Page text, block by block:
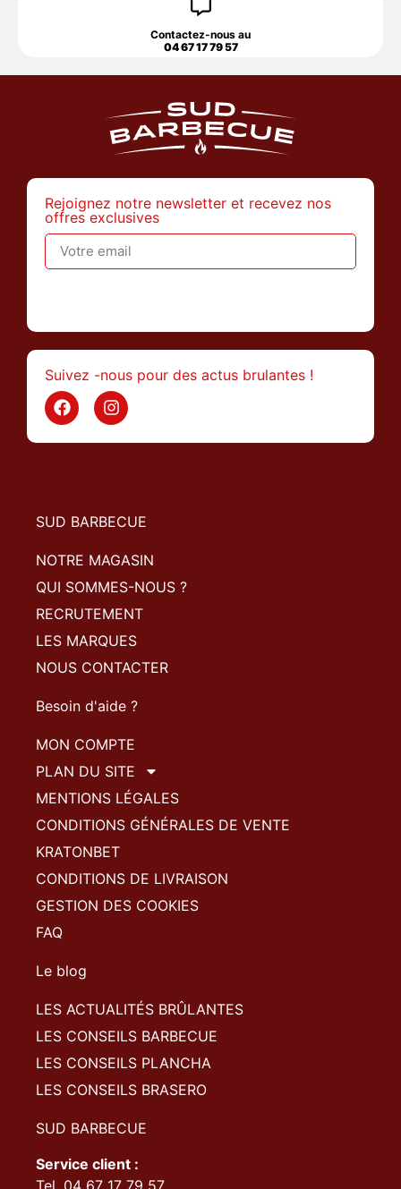
Contactez-nous au
04 67 17 79 57
Rejoignez notre newsletter et recevez nos
offres exclusives
Suivez -nous pour des actus brulantes !
SUD BARBECUE
NOTRE MAGASIN
QUI SOMMES-NOUS ?
RECRUTEMENT
LES MARQUES
NOUS CONTACTER
Besoin d'aide ?
MON COMPTE
PLAN DU SITE
MENTIONS LÉGALES
CONDITIONS GÉNÉRALES DE VENTE
KRATONBET
CONDITIONS DE LIVRAISON
GESTION DES COOKIES
FAQ
Le blog
LES ACTUALITÉS BRÛLANTES
LES CONSEILS BARBECUE
LES CONSEILS PLANCHA
LES CONSEILS BRASERO
SUD BARBECUE
Service client :
Tel. 04 67 17 79 57